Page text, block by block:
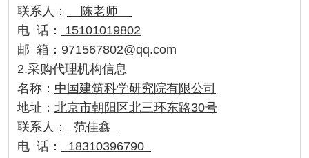
联系人：
陈老师
电 话：
15101019802
邮 箱： 971567802@qq.com
2.采购代理机构信息
名称： 中国建筑科学研究院有限公司
地址： 北京市朝阳区北三环东路30号
联系人：
范佳鑫
电 话：
18310396790